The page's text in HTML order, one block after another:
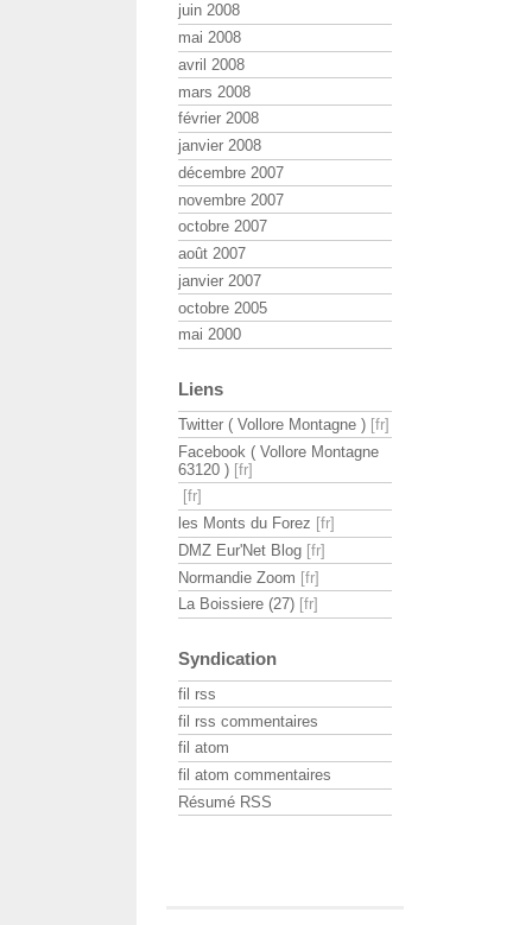
juin 2008
mai 2008
avril 2008
mars 2008
février 2008
janvier 2008
décembre 2007
novembre 2007
octobre 2007
août 2007
janvier 2007
octobre 2005
mai 2000
Liens
Twitter ( Vollore Montagne )
Facebook ( Vollore Montagne
63120 )
les Monts du Forez
DMZ Eur'Net Blog
Normandie Zoom
La Boissiere (27)
Syndication
fil rss
fil rss commentaires
fil atom
fil atom commentaires
Résumé RSS